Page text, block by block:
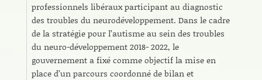
professionnels libéraux participant au diagnostic
des troubles du neurodéveloppement. Dans le cadre
de la stratégie pour l’autisme au sein des troubles
du neuro-développement 2018- 2022, le
gouvernement a fixé comme objectif la mise en
place d’un parcours coordonné de bilan et